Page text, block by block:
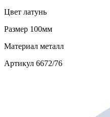
Цвет латунь
Размер 100мм
Материал металл
Артикул 6672/76